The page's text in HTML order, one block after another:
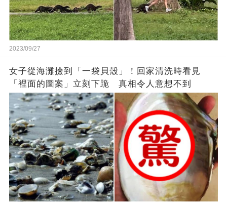
2023/09/27
女子從海灘撿到「一袋貝殼」！回家清洗時看見
「裡面的圖案」立刻下跪 真相令人意想不到